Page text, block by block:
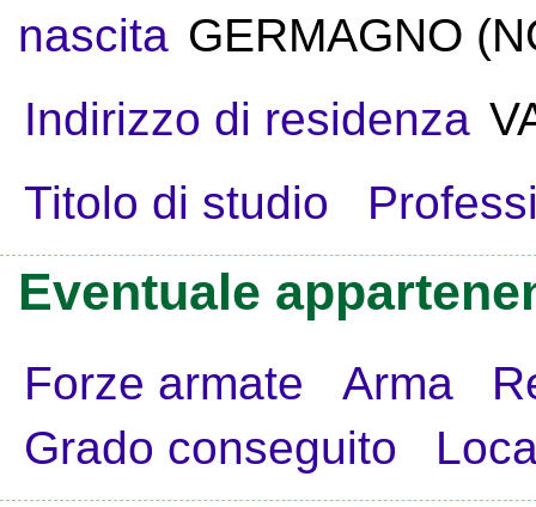
nascita GERMAGNO
Indirizzo di residenza
Titolo di studio
Eventuale
Forze armate Arma
Grado conseguito